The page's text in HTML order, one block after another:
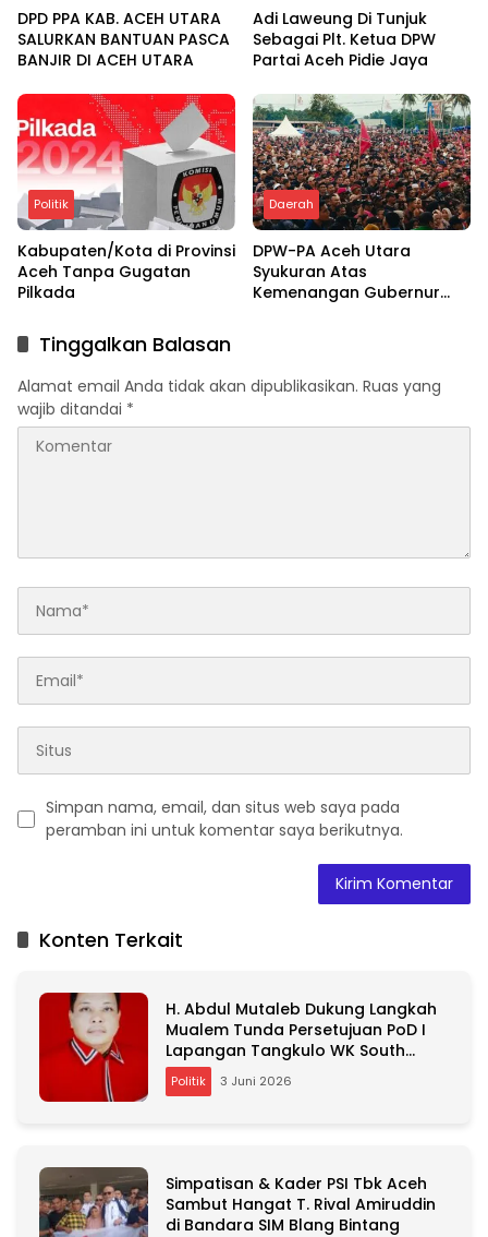
DPD PPA KAB. ACEH UTARA
SALURKAN BANTUAN PASCA
BANJIR DI ACEH UTARA
Adi Laweung Di Tunjuk
Sebagai Plt. Ketua DPW
Partai Aceh Pidie Jaya
Politik
Kabupaten/Kota di Provinsi
Aceh Tanpa Gugatan
Pilkada
Daerah
DPW-PA Aceh Utara
Syukuran Atas
Kemenangan Gubernur
Tinggalkan Balasan
Alamat email Anda tidak akan dipublikasikan. Ruas yang
wajib ditandai *
Simpan nama, email, dan situs web saya pada
peramban ini untuk komentar saya berikutnya.
e Konten Terkait
H. Abdul Mutaleb Dukung Langkah
Mualem Tunda Persetujuan PoD I
Lapangan Tangkulo WK South
Andaman
Politik 3 Juni 2026
Simpatisan & Kader PSI Tbk Aceh
Sambut Hangat T. Rival Amiruddin
di Bandara SIM Blang Bintang